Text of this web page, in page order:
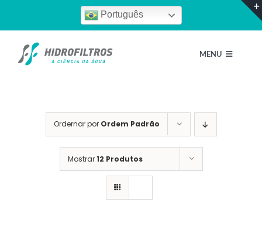
conteúdo
Português
MENU
Nossos Produtos
Ordernar por Ordem Padrão
Mostrar12 Produtos